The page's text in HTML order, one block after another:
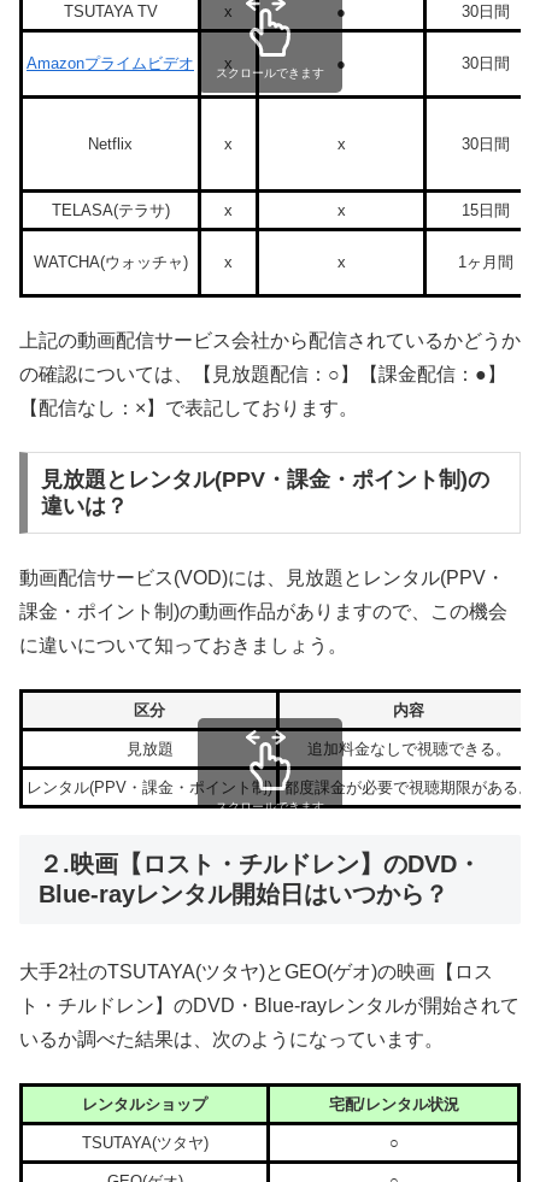
TSUTAYA TV x ● 30日間
Amazonプライムビデオ x ● 30日間
Netflix x x 30日間
TELASA(テラサ) x x 15日間
WATCHA(ウォッチャ) x x 1ヶ月間
スクロールできます
上記の動画配信サービス会社から配信されているかどうか
の確認については、【見放題配信：○】【課金配信：●】
【配信なし：×】で表記しております。
見放題とレンタル(PPV・課金・ポイント制)の
違いは？
動画配信サービス(VOD)には、見放題とレンタル(PPV・
課金・ポイント制)の動画作品がありますので、この機会
に違いについて知っておきましょう。
区分 内容
見放題 追加料金なしで視聴できる。
レンタル(PPV・課金・ポイント制) 都度課金が必要で視聴期限がある。
スクロールできます
２.映画【ロスト・チルドレン】のDVD・
Blue-rayレンタル開始日はいつから？
大手2社のTSUTAYA(ツタヤ)とGEO(ゲオ)の映画【ロス
ト・チルドレン】のDVD・Blue-rayレンタルが開始されて
いるか調べた結果は、次のようになっています。
レンタルショップ 宅配/レンタル状況
TSUTAYA(ツタヤ) ○